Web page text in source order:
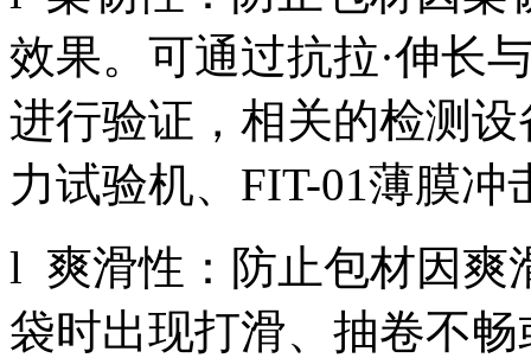
效果。可通过抗拉·伸长
进行验证，相关的检测
力试验机、FIT-01薄膜冲
l 爽滑性：防止包材因爽
袋时出现打滑、抽卷不